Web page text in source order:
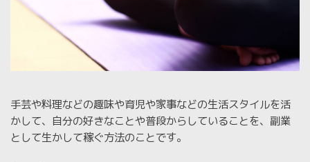
手芸や料理などの趣味や育児や家事などの生活スタイルを活
かして、自分の好きなことや普段からしていることを、副業
として生かして稼ぐ方法のことです。